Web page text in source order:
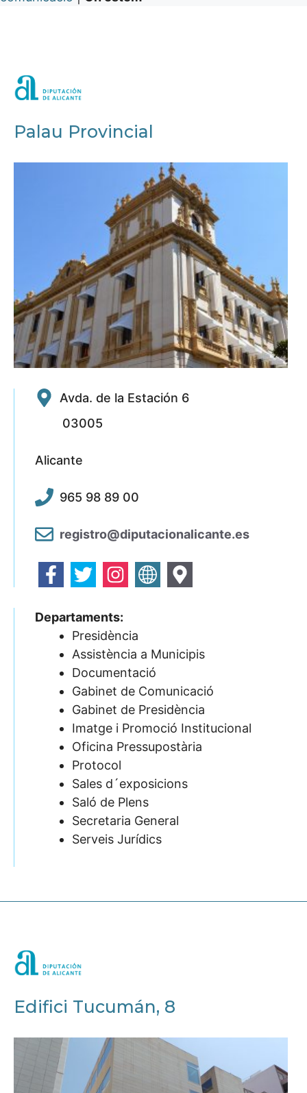
Palau Provincial
Avda. de la Estación 6
03005
Alicante
965 98 89 00
registro@diputacionalicante.es
Departaments:
Presidència
Assistència a Municipis
Documentació
Gabinet de Comunicació
Gabinet de Presidència
Imatge i Promoció Institucional
Oficina Pressupostària
Protocol
Sales d´exposicions
Saló de Plens
Secretaria General
Serveis Jurídics
Edifici Tucumán, 8